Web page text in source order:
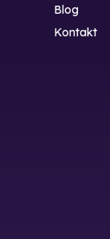
Blog
Kontakt